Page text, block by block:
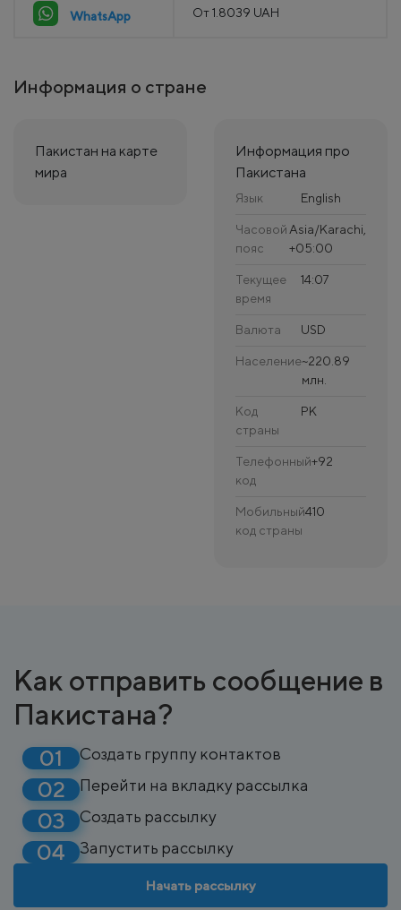
WhatsApp От 1.8039 UAH
Информация о стране
Пакистан на карте
мира
Информация про
Пакистана
Язык English
Часовой
пояс
Asia/Karachi,
+05:00
Текущее
время
14:07
Валюта USD
Население~220.89
млн.
Код
страны
PK
Телефонный
код
+92
Мобильный
код страны
410
Как отправить сообщение в
Пакистана?
Создать группу контактов
Перейти на вкладку рассылка
Создать рассылку
Запустить рассылку
Начать рассылку